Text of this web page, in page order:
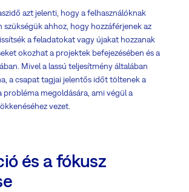
azt jelenti, hogy a felhasználóknak
szükségük ahhoz, hogy hozzáférjenek az
a feladatokat vagy újakat hozzanak
okozhat a projektek befejezésében és a
Mivel a lassú teljesítmény általában
a csapat tagjai jelentős időt töltenek a
probléma megoldására, ami végül a
vezet.
és a fókusz